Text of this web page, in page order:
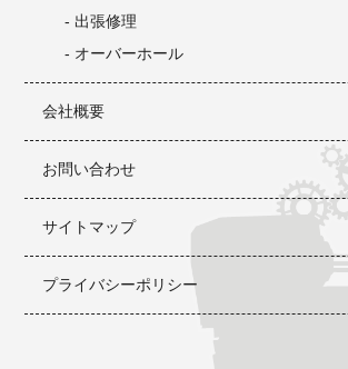
- 出張修理
- オーバーホール
会社概要
お問い合わせ
サイトマップ
プライバシーポリシー